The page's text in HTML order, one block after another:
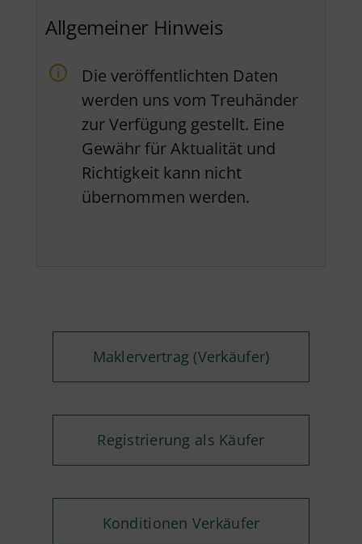
Allgemeiner Hinweis
Die veröffentlichten Daten
werden uns vom Treuhänder
zur Verfügung gestellt. Eine
Gewähr für Aktualität und
Richtigkeit kann nicht
übernommen werden.
Maklervertrag (Verkäufer)
Registrierung als Käufer
Konditionen Verkäufer